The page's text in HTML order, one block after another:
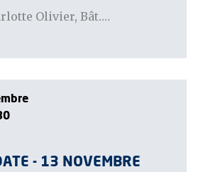
Olivier, Bât.…
- 13 NOVEMBRE